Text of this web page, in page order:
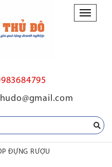
Danh
mục
ĐỰNG RƯỢU